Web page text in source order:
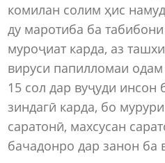
комилан солим ҳис
ду маротиба ба
муроҷиат карда, аз
вируси папилломаи одам
15 сол дар вуҷуди инсон
зиндагӣ карда, бо
саратонӣ, махсусан
бачадонро дар занон ба